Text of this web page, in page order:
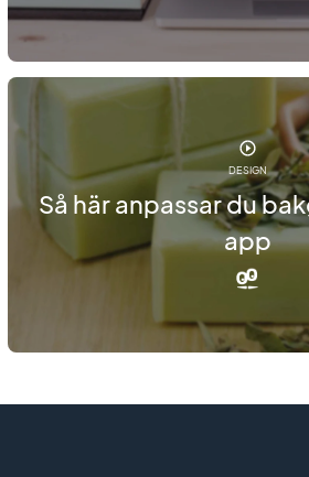
DESIGN
Så här anpassar du
app